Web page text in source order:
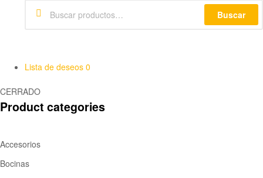
Buscar
Lista de deseos 0
CERRADO
Product categories
Accesorios
Bocinas